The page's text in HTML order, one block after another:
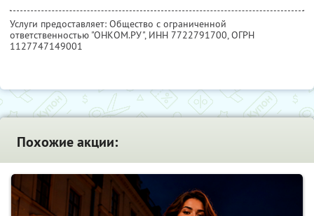
Услуги предоставляет: Общество с ограниченной
ответственностью "ОНКОМ.РУ", ИНН 7722791700, ОГРН
1127747149001
Похожие акции: